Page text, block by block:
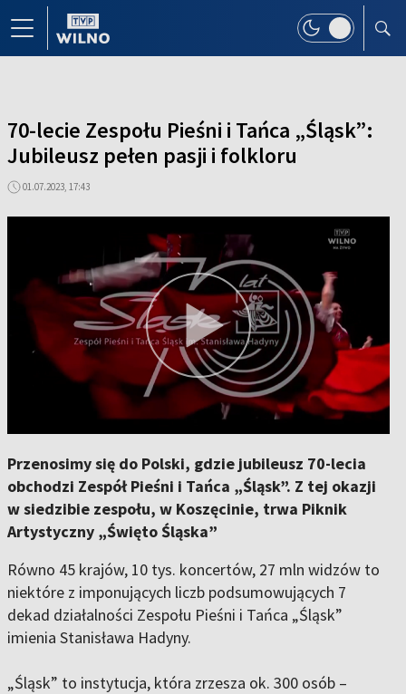
70-lecie Zespołu Pieśni i Tańca „Śląsk”:
Jubileusz pełen pasji i folkloru
01.07.2023, 17:43
Przenosimy się do Polski, gdzie jubileusz 70-lecia
obchodzi Zespół Pieśni i Tańca „Śląsk”. Z tej okazji
w siedzibie zespołu, w Koszęcinie, trwa Piknik
Artystyczny „Święto Śląska”
Równo 45 krajów, 10 tys. koncertów, 27 mln widzów to
niektóre z imponujących liczb podsumowujących 7
dekad działalności Zespołu Pieśni i Tańca „Śląsk”
imienia Stanisława Hadyny.
„Śląsk” to instytucja, która zrzesza ok. 300 osób –